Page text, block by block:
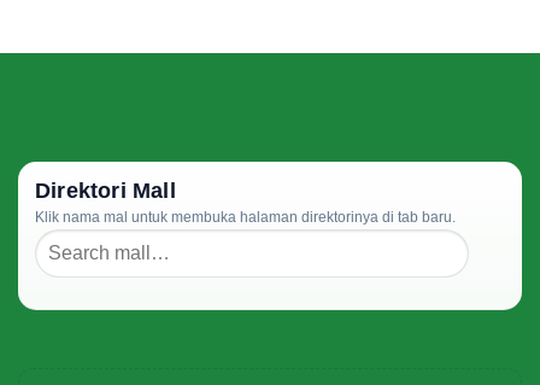
Direktori Mall
Klik nama mal untuk membuka halaman direktorinya di tab baru.